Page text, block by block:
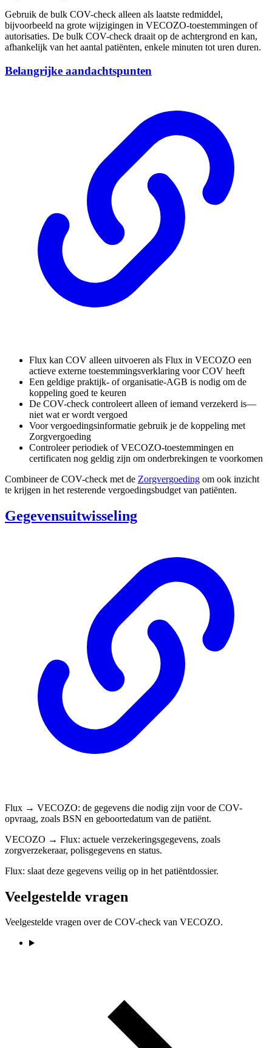
Gebruik de bulk COV-check alleen als laatste redmiddel,
bijvoorbeeld na grote wijzigingen in VECOZO-toestemmingen of
autorisaties. De bulk COV-check draait op de achtergrond en kan,
afhankelijk van het aantal patiënten, enkele minuten tot uren duren.
Belangrijke aandachtspunten
Flux kan COV alleen uitvoeren als Flux in VECOZO een
actieve externe toestemmingsverklaring voor COV heeft
Een geldige praktijk- of organisatie-AGB is nodig om de
koppeling goed te keuren
De COV-check controleert alleen of iemand verzekerd is—
niet wat er wordt vergoed
Voor vergoedingsinformatie gebruik je de koppeling met
Zorgvergoeding
Controleer periodiek of VECOZO-toestemmingen en
certificaten nog geldig zijn om onderbrekingen te voorkomen
Combineer de COV-check met de Zorgvergoeding om ook inzicht
te krijgen in het resterende vergoedingsbudget van patiënten.
Gegevensuitwisseling
Flux → VECOZO: de gegevens die nodig zijn voor de COV-
opvraag, zoals BSN en geboortedatum van de patiënt.
VECOZO → Flux: actuele verzekeringsgegevens, zoals
zorgverzekeraar, polisgegevens en status.
Flux: slaat deze gegevens veilig op in het patiëntdossier.
Veelgestelde vragen
Veelgestelde vragen over de COV-check van VECOZO.